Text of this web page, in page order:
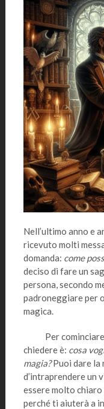
Nell’ultimo anno e
ricevuto molti
domanda: come
deciso di fare un
persona, secondo
padroneggiare per
magica.
Per cominciare,
chiedere è: cosa
magia?Puoi dare la
d’intraprendere un
essere molto
perché ti aiuterà a